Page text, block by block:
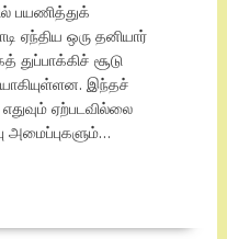
பயணித்துக்
ஏந்திய ஒரு தனியார்
துப்பாக்கிச் சூடு
இந்தச்
ஏற்படவில்லை
அமைப்புகளும்…